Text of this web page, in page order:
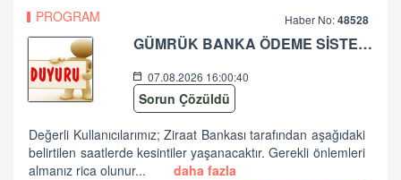
PROGRAM Haber No:48528
GÜMRÜK BANKA ÖDEME SİSTEMLERİ ZİRAAT BANKASI PLANLI ÇALIŞMA HK
07.08.2026 16:00:40
Sorun Çözüldü
Değerli Kullanıcılarımız; Ziraat Bankası tarafından aşağıdaki
belirtilen saatlerde kesintiler yaşanacaktır. Gerekli önlemleri
almanız rica olunur...
daha fazla